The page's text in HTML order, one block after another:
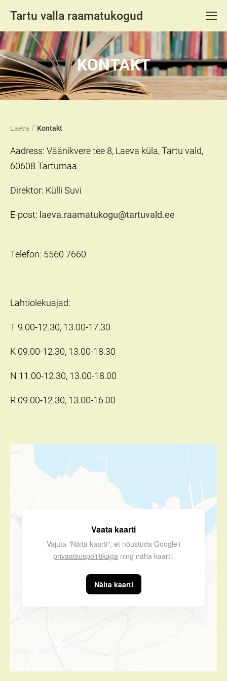
Tartu valla raamatukogud
KONTAKT
Laeva / Kontakt
Aadress: Väänikvere tee 8, Laeva küla, Tartu vald,
60608 Tartumaa
Direktor: Külli Suvi
E-post: laeva.raamatukogu@tartuvald.ee
Telefon: 5560 7660
Lahtiolekuajad:
T 9.00-12.30, 13.00-17.30
K 09.00-12.30, 13.00-18.30
N 11.00-12.30, 13.00-18.00
R 09.00-12.30, 13.00-16.00
Vaata kaarti
Vajuta "Näita kaarti", et nõustuda Google'i
privaatsuspoliitikaga ning näha kaarti.
Näita kaarti